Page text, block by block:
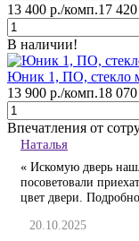
13 400 р./комп.17
В наличии!
Юник 1, ПО, стекло
13 900 р./комп.18
Впечатления от
Наталья
« Искомую дверь
посоветовали
цвет двери.
20.10.2025